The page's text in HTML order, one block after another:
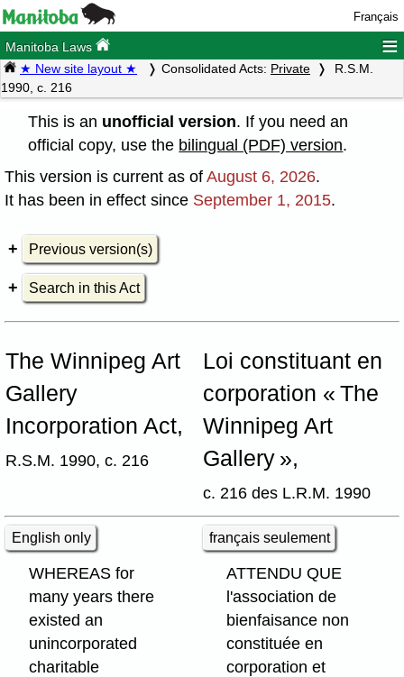
Français
Manitoba Laws ≡
★ New site layout ★ Consolidated Acts: Private
R.S.M.
1990, c. 216
This is an unofficial version. If you need an
official copy, use the bilingual (PDF) version.
This version is current as of August 6, 2026.
It has been in effect since September 1, 2015.
Previous version(s)
Search in this Act
The Winnipeg Art
Gallery
Incorporation Act,
R.S.M. 1990, c. 216
Loi constituant en
corporation « The
Winnipeg Art
Gallery »,
c. 216 des L.R.M. 1990
English only français seulement
WHEREAS for
many years there
existed an
unincorporated
charitable
ATTENDU QUE
l'association de
bienfaisance non
constituée en
corporation et